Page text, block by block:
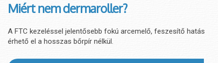
Miért nem dermaroller?
A FTC kezeléssel jelentősebb fokú arcemelő, feszesítő hatás
érhető el a hosszas bőrpír nélkül.